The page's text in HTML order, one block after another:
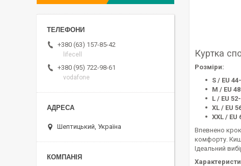
Куртка
Розміри:
S / EU
M / EU
L / EU
XL / EU
XXL / EU
Впевнено
комфорту.
Ідеальний
+380 (63) 157-85-42
lifecell
+380 (95) 722-98-61
vodafone
Шептицький, Україна